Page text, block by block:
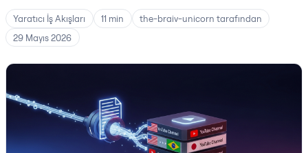
Yaratıcı İş Akışları 11 min
the-braiv-unicorn tarafından
29 Mayıs 2026